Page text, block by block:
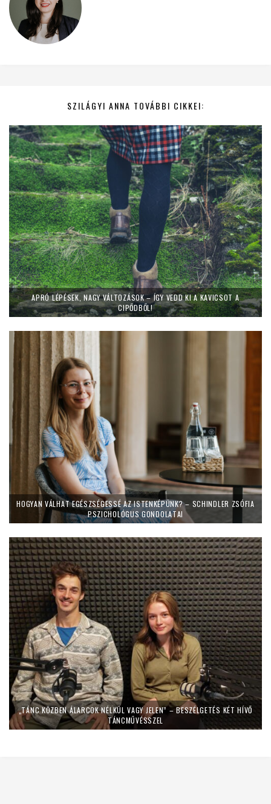
SZILÁGYI ANNA TOVÁBBI CIKKEI:
APRÓ LÉPÉSEK, NAGY VÁLTOZÁSOK – ÍGY VEDD KI A KAVICSOT A
CIPŐDBŐL!
HOGYAN VÁLHAT EGÉSZSÉGESSÉ AZ ISTENKÉPÜNK? – SCHINDLER ZSÓFIA
PSZICHOLÓGUS GONDOLATAI
„TÁNC KÖZBEN ÁLARCOK NÉLKÜL VAGY JELEN” – BESZÉLGETÉS KÉT HÍVŐ
TÁNCMŰVÉSSZEL